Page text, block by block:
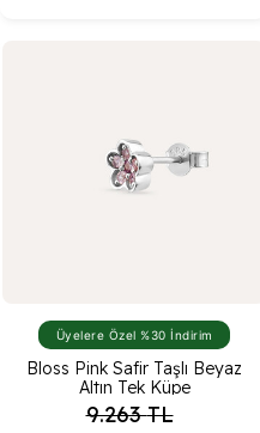
Üyelere Özel %30 İndirim
Bloss Pink Safir Taşlı Beyaz
Altın Tek Küpe
9.263TL